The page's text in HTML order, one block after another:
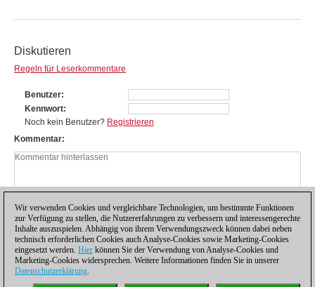
Diskutieren
Regeln für Leserkommentare
Benutzer
Kennwort
Noch kein Benutzer? Registrieren
Kommentar
Wir verwenden Cookies und vergleichbare Technologien, um bestimmte Funktionen
zur Verfügung zu stellen, die Nutzererfahrungen zu verbessern und interessengerechte
Inhalte auszuspielen. Abhängig von ihrem Verwendungszweck können dabei neben
technisch erforderlichen Cookies auch Analyse-Cookies sowie Marketing-Cookies
eingesetzt werden. Hier können Sie der Verwendung von Analyse-Cookies und
Marketing-Cookies widersprechen. Weitere Informationen finden Sie in unserer
Datenschutzerklärung.